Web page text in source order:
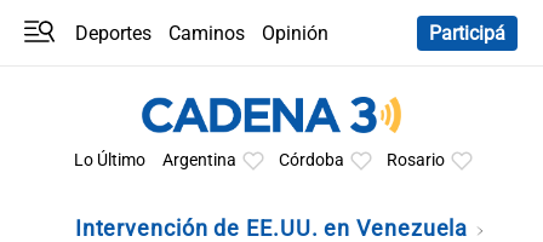
Deportes Caminos
Opinión
Participá
Lo Último Argentina Córdoba Rosario
Intervención de EE.UU. en Venezuela